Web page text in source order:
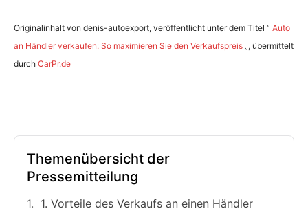
Originalinhalt von denis-autoexport, veröffentlicht unter dem Titel “ Auto
an Händler verkaufen: So maximieren Sie den Verkaufspreis „, übermittelt
durch CarPr.de
Themenübersicht der
Pressemitteilung
1. Vorteile des Verkaufs an einen Händler